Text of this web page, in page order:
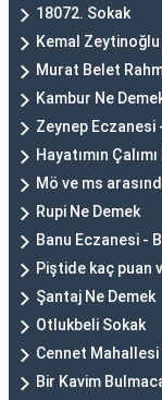
18072. Sokak
Kemal
Murat Belet
Kambur Ne
Zeynep
Hayatımın
Mö ve ms
Rupi Ne Demek
Banu Eczanesi -
Piştide kaç puan
Şantaj Ne Demek
Otlukbeli Sokak
Cennet
Bir Kavim